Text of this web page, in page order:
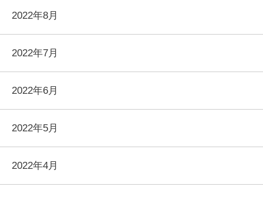
2022年8月
2022年7月
2022年6月
2022年5月
2022年4月